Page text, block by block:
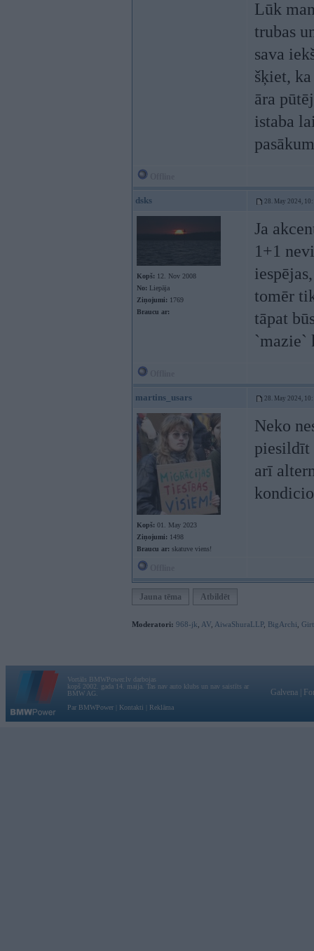
Lūk
trubas
sava
šķiet,
āra
istaba
dsks 28. May 2024,
Kopš: 12. Nov 2008
No: Liepāja
Ziņojumi: 1769
Braucu ar:
Ja
1+1
tomēr
tāpat
`mazie`
martins_usars 28. May 2024,
Kopš: 01. May 2023
Ziņojumi: 1498
Braucu ar: skatuve viens!
Neko
piesildīt
arī
Jauna tēma Atbildēt
Moderatori: 968-jk AV AiwaShuraLLP, BigArchi
Vortāls BMWPower.lv darbojas
kopš 2002. gada 14. maija. Tas nav auto klubs un nav saistīts ar
BMW AG.
Par BMWPower
Kontakti Reklāma
Galvena